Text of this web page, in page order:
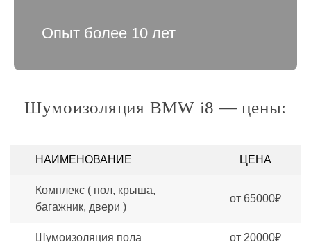
Опыт более 10 лет
Шумоизоляция BMW i8 — цены:
НАИМЕНОВАНИЕ ЦЕНА
Комплекс ( пол, крыша,
багажник, двери )
от 65000₽
Шумоизоляция пола от 20000₽